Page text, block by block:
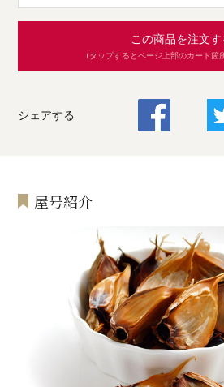
この商品を注文す
(タップするとページ上部のカート箇
シェアする
屋号紹介